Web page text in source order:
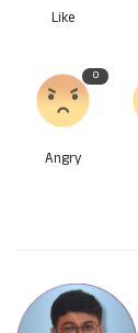
Like
0
Angry